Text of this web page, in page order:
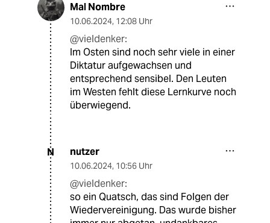
Mal Nombre
10.06.2024, 12:08 Uhr
@vieldenker:
Im Osten sind noch sehr viele in einer
Diktatur aufgewachsen und
entsprechend sensibel. Den Leuten
im Westen fehlt diese Lernkurve noch
überwiegend.
N nutzer
10.06.2024, 10:56 Uhr
@vieldenker:
so ein Quatsch, das sind Folgen der
Wiedervereinigung. Das wurde bisher